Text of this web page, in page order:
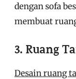
dengan sofa
membuat
3. Ruang
Desain ruang